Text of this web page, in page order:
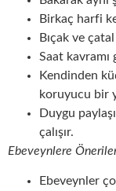
Birkaç harfi
Bıçak ve
Saat
Kendinden
koruyucu bir
Duygu
çalışır.
Ebeveynlere
Ebeveynler